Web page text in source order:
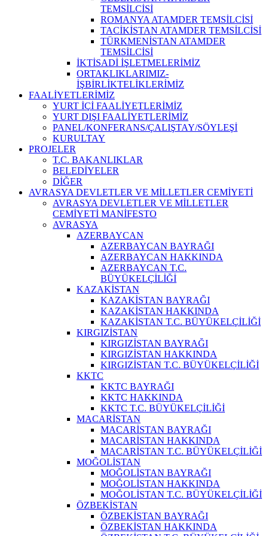
TEMSİLCİSİ
ROMANYA ATAMDER TEMSİLCİSİ
TACİKİSTAN ATAMDER TEMSİLCİSİ
TÜRKMENİSTAN ATAMDER
TEMSİLCİSİ
İKTİSADİ İŞLETMELERİMİZ
ORTAKLIKLARIMIZ-
İŞBİRLİKTELİKLERİMİZ
FAALİYETLERİMİZ
YURT İÇİ FAALİYETLERİMİZ
YURT DIŞI FAALİYETLERİMİZ
PANEL/KONFERANS/ÇALIŞTAY/SÖYLEŞİ
KURULTAY
PROJELER
T.C. BAKANLIKLAR
BELEDİYELER
DİĞER
AVRASYA DEVLETLER VE MİLLETLER CEMİYETİ
AVRASYA DEVLETLER VE MİLLETLER
CEMİYETİ MANİFESTO
AVRASYA
AZERBAYCAN
AZERBAYCAN BAYRAĞI
AZERBAYCAN HAKKINDA
AZERBAYCAN T.C.
BÜYÜKELÇİLİĞİ
KAZAKİSTAN
KAZAKİSTAN BAYRAĞI
KAZAKİSTAN HAKKINDA
KAZAKİSTAN T.C. BÜYÜKELÇİLİĞİ
KIRGIZİSTAN
KIRGIZİSTAN BAYRAĞI
KIRGIZİSTAN HAKKINDA
KIRGIZİSTAN T.C. BÜYÜKELÇİLİĞİ
KKTC
KKTC BAYRAĞI
KKTC HAKKINDA
KKTC T.C. BÜYÜKELÇİLİĞİ
MACARİSTAN
MACARİSTAN BAYRAĞI
MACARİSTAN HAKKINDA
MACARİSTAN T.C. BÜYÜKELÇİLİĞİ
MOĞOLİSTAN
MOĞOLİSTAN BAYRAĞI
MOĞOLİSTAN HAKKINDA
MOĞOLİSTAN T.C. BÜYÜKELÇİLİĞİ
ÖZBEKİSTAN
ÖZBEKİSTAN BAYRAĞI
ÖZBEKİSTAN HAKKINDA